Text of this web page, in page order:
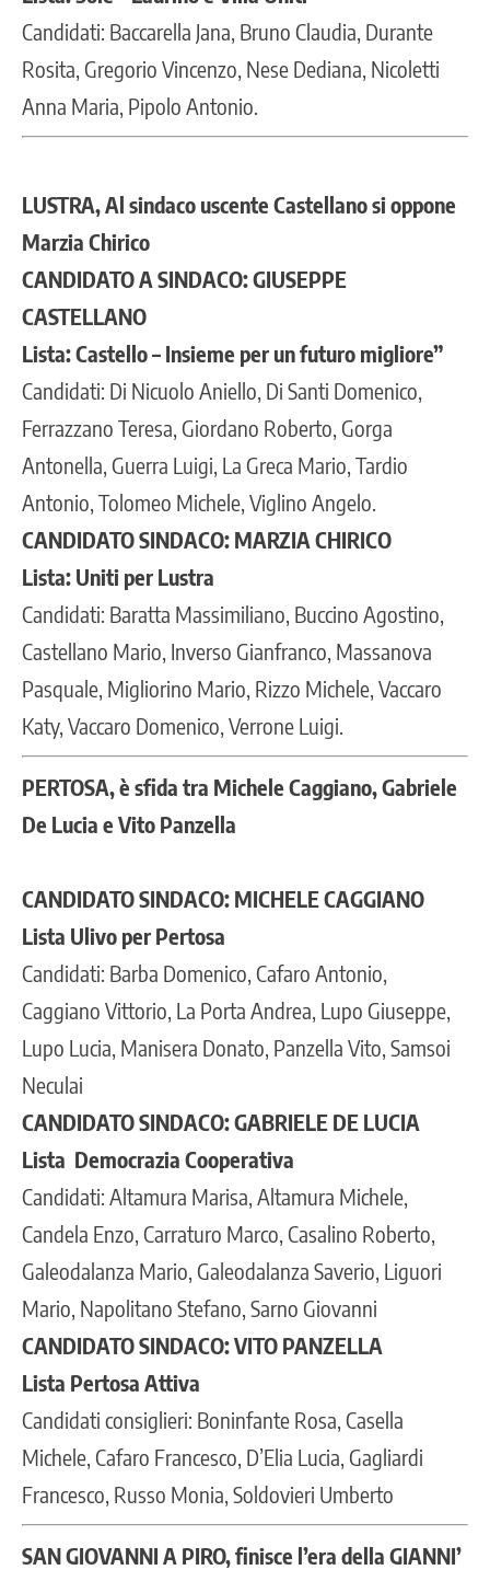
Candidati: Baccarella Jana, Bruno Claudia, Durante
Rosita, Gregorio Vincenzo, Nese Dediana, Nicoletti
Anna Maria, Pipolo Antonio.
LUSTRA, Al sindaco uscente Castellano si oppone
Marzia Chirico
CANDIDATO A SINDACO: GIUSEPPE
CASTELLANO
Lista: Castello – Insieme per un futuro migliore”
Candidati: Di Nicuolo Aniello, Di Santi Domenico,
Ferrazzano Teresa, Giordano Roberto, Gorga
Antonella, Guerra Luigi, La Greca Mario, Tardio
Antonio, Tolomeo Michele, Viglino Angelo.
CANDIDATO SINDACO: MARZIA CHIRICO
Lista: Uniti per Lustra
Candidati: Baratta Massimiliano, Buccino Agostino,
Castellano Mario, Inverso Gianfranco, Massanova
Pasquale, Migliorino Mario, Rizzo Michele, Vaccaro
Katy, Vaccaro Domenico, Verrone Luigi.
PERTOSA, è sfida tra Michele Caggiano, Gabriele
De Lucia e Vito Panzella
CANDIDATO SINDACO: MICHELE CAGGIANO
Lista Ulivo per Pertosa
Candidati: Barba Domenico, Cafaro Antonio,
Caggiano Vittorio, La Porta Andrea, Lupo Giuseppe,
Lupo Lucia, Manisera Donato, Panzella Vito, Samsoi
Neculai
CANDIDATO SINDACO: GABRIELE DE LUCIA
Lista Democrazia Cooperativa
Candidati: Altamura Marisa, Altamura Michele,
Candela Enzo, Carraturo Marco, Casalino Roberto,
Galeodalanza Mario, Galeodalanza Saverio, Liguori
Mario, Napolitano Stefano, Sarno Giovanni
CANDIDATO SINDACO: VITO PANZELLA
Lista Pertosa Attiva
Candidati consiglieri: Boninfante Rosa, Casella
Michele, Cafaro Francesco, D’Elia Lucia, Gagliardi
Francesco, Russo Monia, Soldovieri Umberto
SAN GIOVANNI A PIRO, finisce l’era della GIANNI’